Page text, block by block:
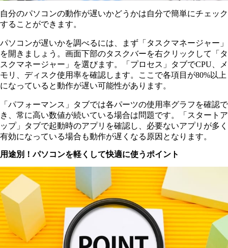
自分のパソコンの動作が遅いかどうかは自分で簡単にチェック
することができます。
パソコンが遅いかを調べるには、まず「タスクマネージャー」
を開きましょう。画面下部のタスクバーを右クリックして「タ
スクマネージャー」を選びます。「プロセス」タブでCPU、メ
モリ、ディスク使用率を確認します。ここで各項目が80%以上
になっていると動作が遅い可能性があります。
「パフォーマンス」タブでは各パーツの使用率グラフを確認で
き、常に高い数値が続いている場合は問題です。「スタートア
ップ」タブで起動時のアプリを確認し、必要ないアプリが多く
有効になっている場合も動作が遅くなる原因となります。
用途別！パソコンを軽くして快適に使うポイント